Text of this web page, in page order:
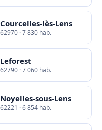
Courcelles-lès-Lens
62970 · 7 830 hab.
Leforest
62790 · 7 060 hab.
Noyelles-sous-Lens
62221 · 6 854 hab.